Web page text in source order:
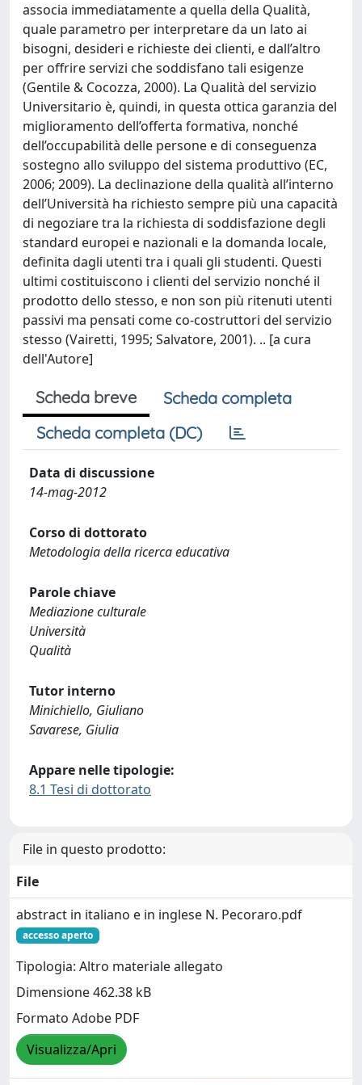
associa immediatamente a quella della Qualità,
quale parametro per interpretare da un lato ai
bisogni, desideri e richieste dei clienti, e dall’altro
per offrire servizi che soddisfano tali esigenze
(Gentile & Cocozza, 2000). La Qualità del servizio
Universitario è, quindi, in questa ottica garanzia del
miglioramento dell’offerta formativa, nonché
dell’occupabilità delle persone e di conseguenza
sostegno allo sviluppo del sistema produttivo (EC,
2006; 2009). La declinazione della qualità all’interno
dell’Università ha richiesto sempre più una capacità
di negoziare tra la richiesta di soddisfazione degli
standard europei e nazionali e la domanda locale,
definita dagli utenti tra i quali gli studenti. Questi
ultimi costituiscono i clienti del servizio nonché il
prodotto dello stesso, e non son più ritenuti utenti
passivi ma pensati come co-costruttori del servizio
stesso (Vairetti, 1995; Salvatore, 2001). .. [a cura
dell'Autore]
Scheda breve
Scheda completa
Scheda completa (DC)
Data di discussione
14-mag-2012
Corso di dottorato
Metodologia della ricerca educativa
Parole chiave
Mediazione culturale
Università
Qualità
Tutor interno
Minichiello, Giuliano
Savarese, Giulia
Appare nelle tipologie:
8.1 Tesi di dottorato
File in questo prodotto:
File
abstract in italiano e in inglese N. Pecoraro.pdf
accesso aperto
Tipologia: Altro materiale allegato
Dimensione 462.38 kB
Formato Adobe PDF
Visualizza/Apri